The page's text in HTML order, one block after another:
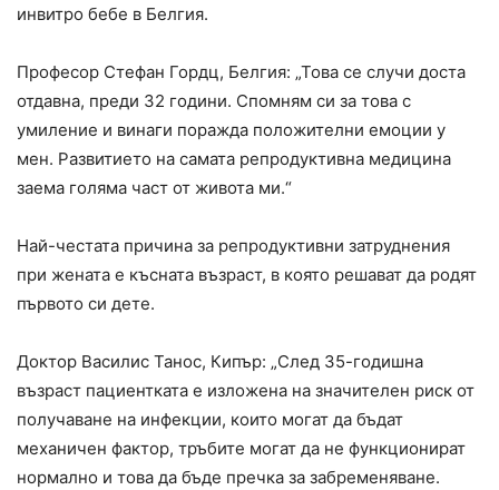
инвитро бебе в Белгия.
Професор Стефан Гордц, Белгия: „Това се случи доста
отдавна, преди 32 години. Спомням си за това с
умиление и винаги поражда положителни емоции у
мен. Развитието на самата репродуктивна медицина
заема голяма част от живота ми.“
Най-честата причина за репродуктивни затруднения
при жената е късната възраст, в която решават да родят
първото си дете.
Доктор Василис Танос, Кипър: „След 35-годишна
възраст пациентката е изложена на значителен риск от
получаване на инфекции, които могат да бъдат
механичен фактор, тръбите могат да не функционират
нормално и това да бъде пречка за забременяване.